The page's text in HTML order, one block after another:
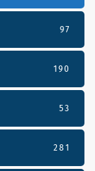
97
190
53
281